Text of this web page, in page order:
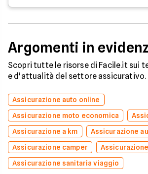
Argomenti in
Scopri tutte le risorse di Facile.it sui
e d'attualità del settore assicurativo.
Assicurazione auto online
Assicurazione moto economica
Assicurazione a km
Assicurazione
Assicurazione camper
Assicurazione sanitaria viaggio